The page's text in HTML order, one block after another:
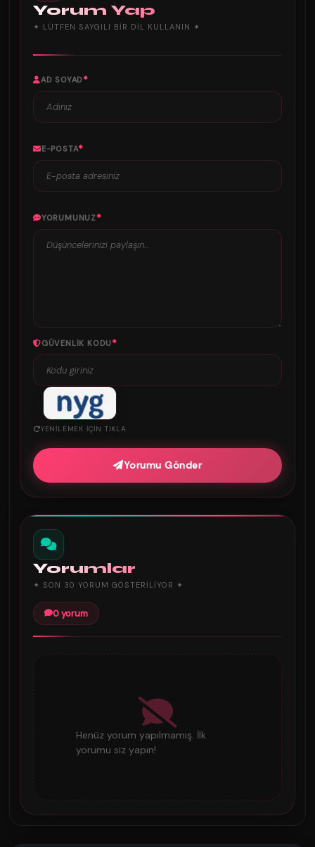
Yorum Yap
✦ LÜTFEN SAYGILI BIR DIL KULLANIN ✦
AD SOYAD*
E-POSTA*
YORUMUNUZ*
GÜVENLIK KODU*
YENILEMEK IÇIN TIKLA
Yorumu Gönder
Yorumlar
✦ SON 30 YORUM GÖSTERILIYOR ✦
0 yorum
Henüz yorum yapılmamış. İlk
yorumu siz yapın!